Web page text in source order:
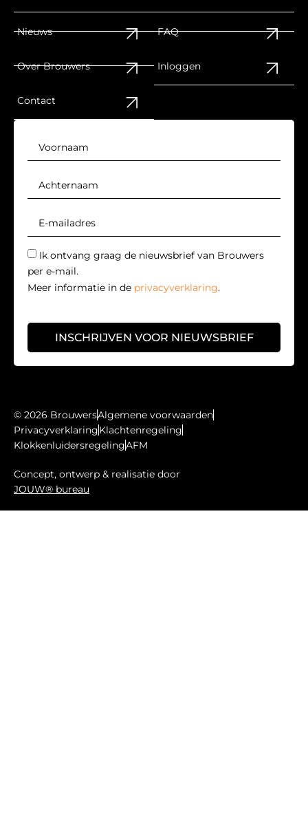
Nieuws
Over Brouwers
Contact
FAQ
Inloggen
Ik ontvang graag de nieuwsbrief van Brouwers
per e-mail.
Meer informatie in de privacyverklaring.
INSCHRIJVEN VOOR NIEUWSBRIEF
© 2026 BrouwersAlgemene voorwaarden
PrivacyverklaringKlachtenregeling
KlokkenluidersregelingAFM
Concept, ontwerp & realisatie door
JOUW® bureau